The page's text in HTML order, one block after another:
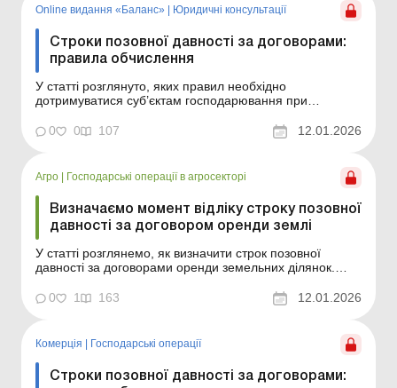
ска...
Online видання «Баланс» | Юридичні консультації
Строки позовної давності за договорами:
правила обчислення
У статті розглянуто, яких правил необхідно
дотримуватися суб’єктам господарювання при
господарськими договорами. Баланс № 2 від 13 січня
2026 року Обчислення строків позовної давності
пов’язаної з ка...
0 0 107 12.01.2026
Агро Господарські операції в агросекторі
Визначаємо момент відліку строку позовної
давності за договором оренди землі
У статті розглянемо, як визначити строк позовної
давності за договорами оренди земельних ділянок.
списати заборгованість? З 12.03.2020 строки позовної
давності було продовжено на період дії карантину.
0 1 163 12.01.2026
Комерція Господарські операції
Строки позовної давності за договорами: